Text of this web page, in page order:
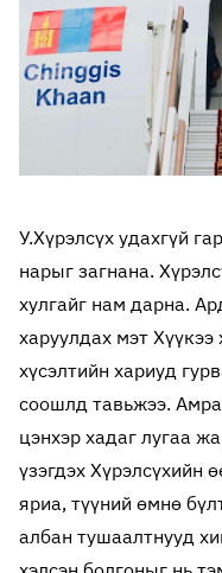
У.Хүрэлсүх удахгүй
нарыг загнана.
хулгайг нам дарна.
харуулдах мэт Хүүкээ
хүсэлтийн хариуд
соошлд тавьжээ.
цэнхэр хадаг лугаа
үзэгдэх Хүрэлсүхийн
яриа, түүний өмнө
албан тушаалтнууд